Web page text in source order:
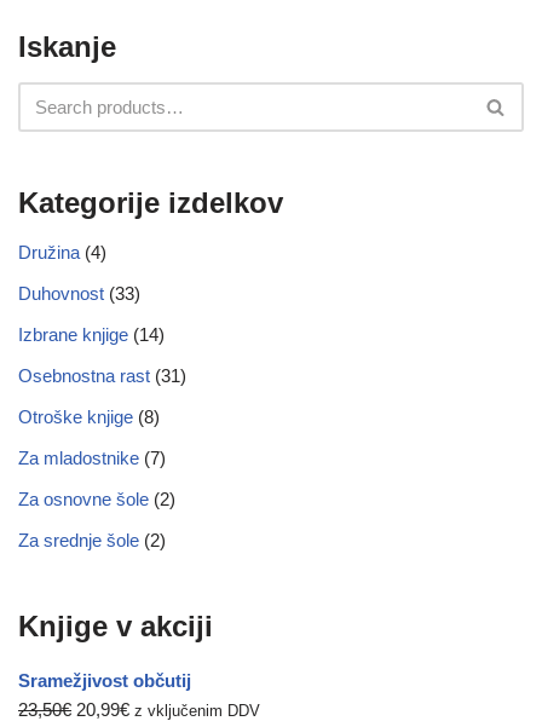
Iskanje
Kategorije izdelkov
Družina (4)
Duhovnost (33)
Izbrane knjige (14)
Osebnostna rast (31)
Otroške knjige (8)
Za mladostnike (7)
Za osnovne šole (2)
Za srednje šole (2)
Knjige v akciji
Sramežjivost občutij
23,50€ 20,99€ z vključenim DDV